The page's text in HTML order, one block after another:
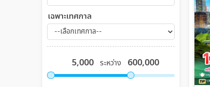
เฉพาะเทศกาล
ระหว่าง